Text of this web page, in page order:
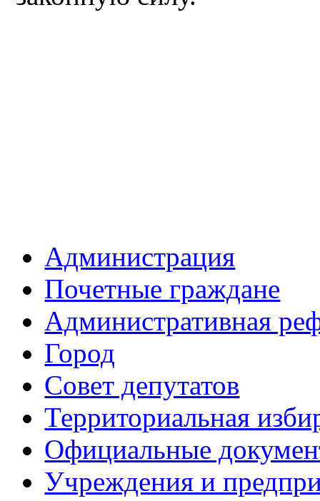
Администрация
Почетные граждане
Административная
Город
Совет депутатов
Территориальная
Официальные
Учреждения и